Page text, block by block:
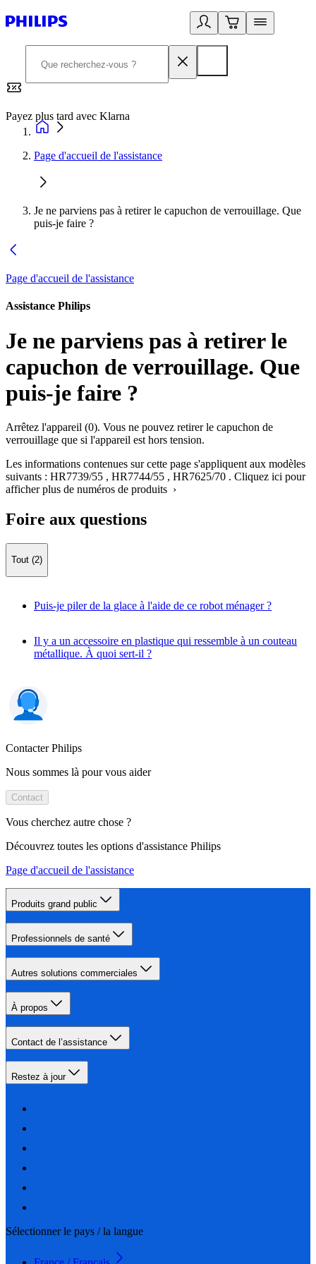
Payez plus tard avec Klarna
Page d'accueil de l'assistance
Je ne parviens pas à retirer le capuchon de verrouillage. Que
puis-je faire ?
Page d'accueil de l'assistance
Assistance Philips
Je ne parviens pas à retirer le
capuchon de verrouillage. Que
puis-je faire ?
Arrêtez l'appareil (0). Vous ne pouvez retirer le capuchon de
verrouillage que si l'appareil est hors tension.
Les informations contenues sur cette page s'appliquent aux modèles
suivants : HR7739/55 , HR7744/55 , HR7625/70 . Cliquez ici pour
afficher plus de numéros de produits ›
Foire aux questions
Tout (2)
Puis-je piler de la glace à l'aide de ce robot ménager ?
Il y a un accessoire en plastique qui ressemble à un couteau
métallique. À quoi sert-il ?
Contacter Philips
Nous sommes là pour vous aider
Contact
Vous cherchez autre chose ?
Découvrez toutes les options d'assistance Philips
Page d'accueil de l'assistance
Produits grand public
Professionnels de santé
Autres solutions commerciales
À propos
Contact de l’assistance
Restez à jour
Sélectionner le pays / la langue